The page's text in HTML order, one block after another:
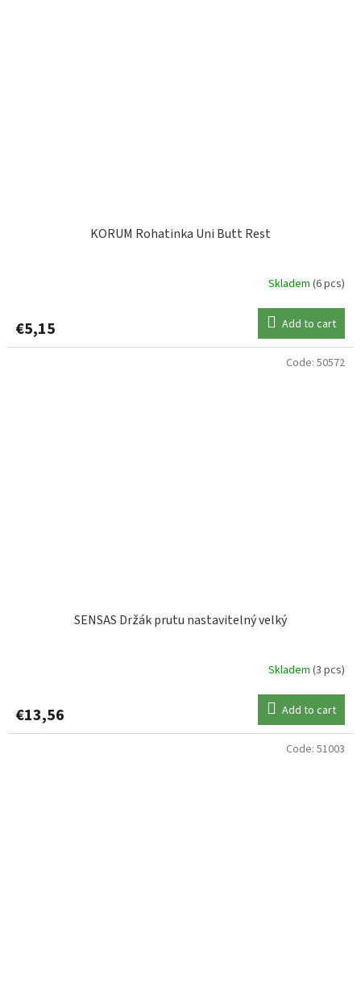
KORUM Rohatinka Uni Butt Rest
Skladem (6 pcs)
€5,15 Add to cart
SENSAS Držák prutu nastavitelný velký
Skladem (3 pcs)
€13,56 Add to cart
Code: 50572
Code: 51003